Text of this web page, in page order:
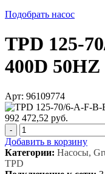
Подобрать насос
TPD 125-
400D 50HZ
Арт: 96109774
992 472,52 руб.
-
Добавить в корзину
Категории: Насосы,
TPD